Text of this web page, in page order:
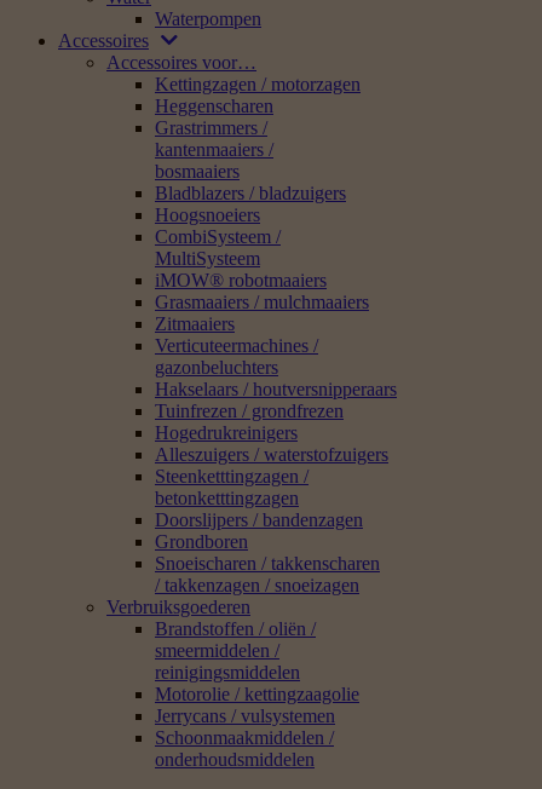
Waterpompen
Accessoires
Accessoires voor…
Kettingzagen / motorzagen
Heggenscharen
Grastrimmers /
kantenmaaiers /
bosmaaiers
Bladblazers / bladzuigers
Hoogsnoeiers
CombiSysteem /
MultiSysteem
iMOW® robotmaaiers
Grasmaaiers / mulchmaaiers
Zitmaaiers
Verticuteermachines /
gazonbeluchters
Hakselaars / houtversnipperaars
Tuinfrezen / grondfrezen
Hogedrukreinigers
Alleszuigers / waterstofzuigers
Steenketttingzagen /
betonketttingzagen
Doorslijpers / bandenzagen
Grondboren
Snoeischaren / takkenscharen
/ takkenzagen / snoeizagen
Verbruiksgoederen
Brandstoffen / oliën /
smeermiddelen /
reinigingsmiddelen
Motorolie / kettingzaagolie
Jerrycans / vulsystemen
Schoonmaakmiddelen /
onderhoudsmiddelen